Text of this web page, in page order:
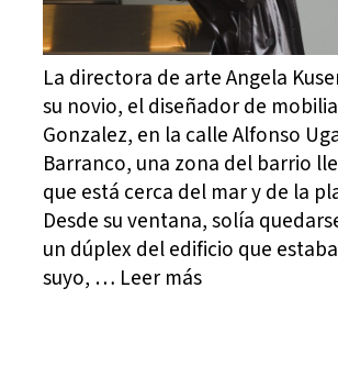
La directora de arte Angela
su novio, el diseñador de
Gonzalez, en la calle Alfonso
Barranco, una zona del barrio
que está cerca del mar y de la
Desde su ventana, solía
un dúplex del edificio que
suyo, … Leer más